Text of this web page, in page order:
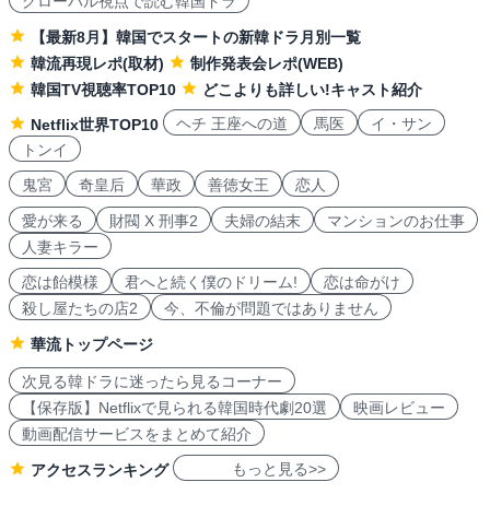
【最新8月】韓国でスタートの新韓ドラ月別一覧
韓流再現レポ(取材)
制作発表会レポ(WEB)
韓国TV視聴率TOP10
どこよりも詳しい!キャスト紹介
Netflix世界TOP10
ヘチ 王座への道 馬医
イ・サン
トンイ
鬼宮
奇皇后 華政 善徳女王 恋人
愛が来る 財閥 X 刑事2 夫婦の結末
マンションのお仕事
人妻キラー
恋は飴模様
君へと続く僕のドリーム!
恋は命がけ
殺し屋たちの店2
今、不倫が問題ではありません
華流トップページ
次見る韓ドラに迷ったら見るコーナー
【保存版】Netflixで見られる韓国時代劇20選
映画レビュー
動画配信サービスをまとめて紹介
アクセスランキング もっと見る>>